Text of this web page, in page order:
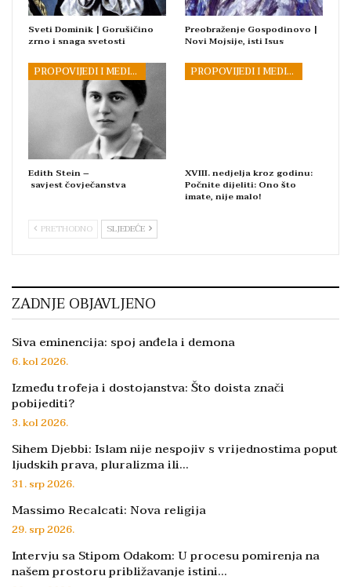
Sveti Dominik | Gorušičino
zrno i snaga svetosti
Preobraženje Gospodinovo |
Novi Mojsije, isti Isus
PROPOVIJEDI I MEDITACIJE
Edith Stein –
savjest čovječanstva
PROPOVIJEDI I MEDITACIJE
XVIII. nedjelja kroz godinu:
Počnite dijeliti: Ono što
imate, nije malo!
PRETHODNO SLJEDEĆE
ZADNJE OBJAVLJENO
Siva eminencija: spoj anđela i demona
6. kol 2026.
Između trofeja i dostojanstva: Što doista znači
pobijediti?
3. kol 2026.
Sihem Djebbi: Islam nije nespojiv s vrijednostima poput
ljudskih prava, pluralizma ili…
31. srp 2026.
Massimo Recalcati: Nova religija
29. srp 2026.
Intervju sa Stipom Odakom: U procesu pomirenja na
našem prostoru približavanje istini…